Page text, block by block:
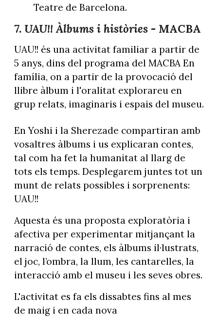
Teatre de Barcelona.
7. UAU!! Àlbums i històries- MACBA
UAU!! és una activitat familiar a partir de
5 anys, dins del programa del MACBA En
família, on a partir de la provocació del
llibre àlbum i l'oralitat explorareu en
grup relats, imaginaris i espais del museu.
En Yoshi i la Sherezade compartiran amb
vosaltres àlbums i us explicaran contes,
tal com ha fet la humanitat al llarg de
tots els temps. Desplegarem juntes tot un
munt de relats possibles i sorprenents:
UAU!!
Aquesta és una proposta exploratòria i
afectiva per experimentar mitjançant la
narració de contes, els àlbums il·lustrats,
el joc, l’ombra, la llum, les cantarelles, la
interacció amb el museu i les seves obres.
L'activitat es fa els dissabtes fins al mes
de maig i en cada nova